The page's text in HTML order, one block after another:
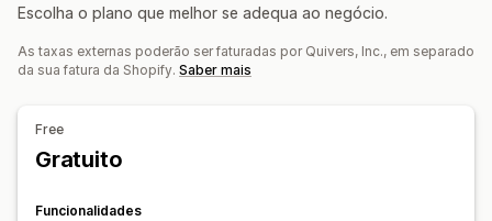
Escolha o plano que melhor se adequa ao negócio.
As taxas externas poderão ser faturadas por Quivers, Inc., em separado
da sua fatura da Shopify. Saber mais
Free
Gratuito
Funcionalidades